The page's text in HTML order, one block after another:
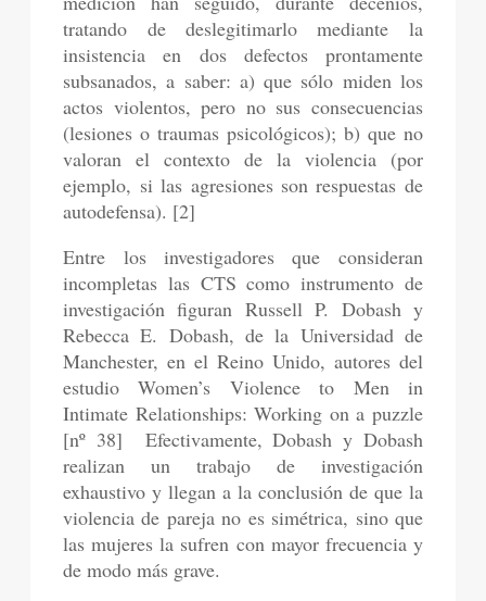
tratando de deslegitimarlo mediante la
insistencia en dos defectos prontamente
subsanados, a saber: a) que sólo miden los
actos violentos, pero no sus consecuencias
(lesiones o traumas psicológicos); b) que no
valoran el contexto de la violencia (por
ejemplo, si las agresiones son respuestas de
autodefensa). [2]
Entre los investigadores que consideran
incompletas las CTS como instrumento de
investigación figuran Russell P. Dobash y
Rebecca E. Dobash, de la Universidad de
Manchester, en el Reino Unido, autores del
estudio Women’s Violence to Men in
Intimate Relationships: Working on a puzzle
[nº 38] Efectivamente, Dobash y Dobash
realizan un trabajo de investigación
exhaustivo y llegan a la conclusión de que la
violencia de pareja no es simétrica, sino que
las mujeres la sufren con mayor frecuencia y
de modo más grave.